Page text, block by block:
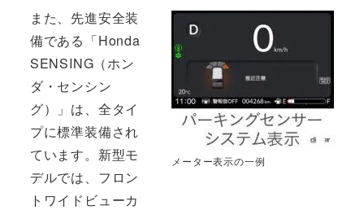
メーター表示の一例
また、先進安全装
備である「Honda
SENSING（ホン
ダ・センシン
グ）」は、全タイ
プに標準装備され
ています。新型モ
デルでは、フロン
トワイドビューカ